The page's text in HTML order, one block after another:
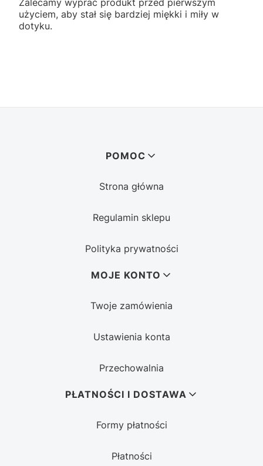
Zalecamy wyprać produkt przed pierwszym
użyciem, aby stał się bardziej miękki i miły w
dotyku.
POMOC
Strona główna
Regulamin sklepu
Polityka prywatności
MOJE KONTO
Twoje zamówienia
Ustawienia konta
Przechowalnia
PŁATNOŚCI I DOSTAWA
Formy płatności
Płatności